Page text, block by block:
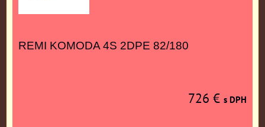
REMI KOMODA 4S 2DPE 82/180
726 € s DPH